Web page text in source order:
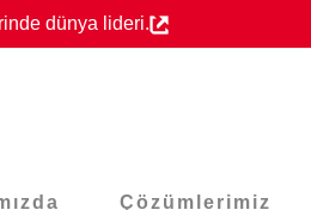
dünya lideri.
Çözümlerimiz